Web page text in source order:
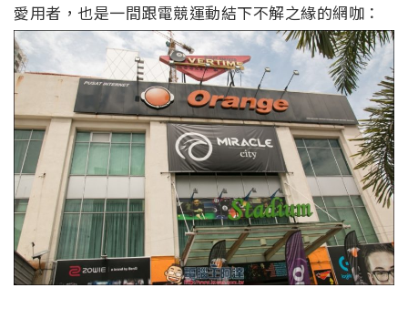
愛用者，也是一間跟電競運動結下不解之緣的網咖：